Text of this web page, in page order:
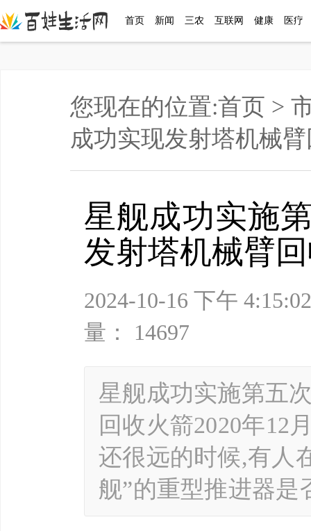
首页 新闻 三农 互联网 健康 医疗
您现在的位置:首页 >
成功实现发射塔机械
星舰成功实施
发射塔机械臂
2024-10-16 下午
量： 14697
星舰成功实施第五
回收火箭2020年12
还很远的时候,有人
舰”的重型推进器